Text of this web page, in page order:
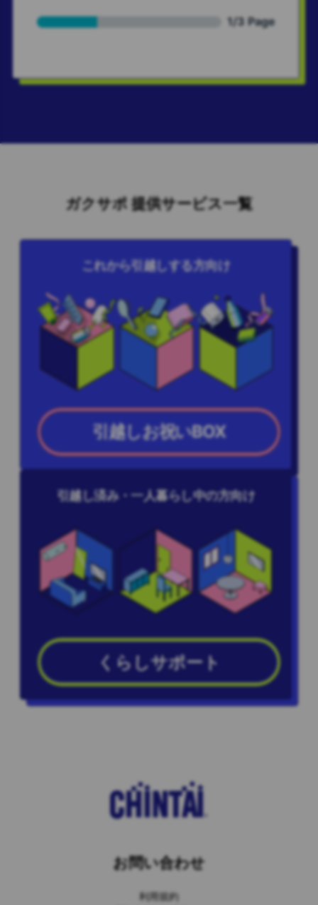
ガクサポ 提供サービス一覧
これから引越しする方向け
引越しお祝いBOX
引越し済み・一人暮らし中の方向け
くらしサポート
お問い合わせ
利用規約